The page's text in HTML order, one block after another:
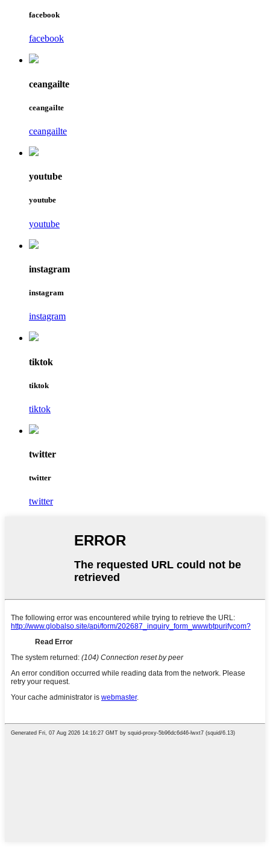
facebook
facebook
ceangailte
ceangailte
ceangailte
youtube
youtube
youtube
instagram
instagram
instagram
tiktok
tiktok
tiktok
twitter
twitter
twitter